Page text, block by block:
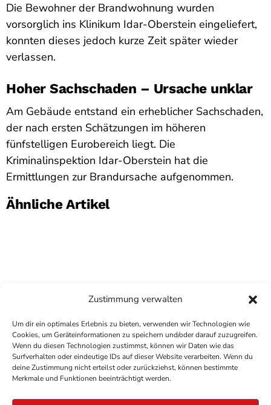
Zustimmung verwalten
Um dir ein optimales Erlebnis zu bieten, verwenden wir Technologien wie
Cookies, um Geräteinformationen zu speichern und/oder darauf zuzugreifen.
Wenn du diesen Technologien zustimmst, können wir Daten wie das
Surfverhalten oder eindeutige IDs auf dieser Website verarbeiten. Wenn du
deine Zustimmung nicht erteilst oder zurückziehst, können bestimmte
Merkmale und Funktionen beeinträchtigt werden.
Die Bewohner der Brandwohnung wurden
vorsorglich ins Klinikum Idar-Oberstein eingeliefert,
konnten dieses jedoch kurze Zeit später wieder
verlassen.
Hoher Sachschaden – Ursache unklar
Am Gebäude entstand ein erheblicher Sachschaden,
der nach ersten Schätzungen im höheren
fünfstelligen Eurobereich liegt. Die
Kriminalinspektion Idar-Oberstein hat die
Ermittlungen zur Brandursache aufgenommen.
Ähnliche Artikel
COPYRIGHTANTENNE BAD KREUZNACH